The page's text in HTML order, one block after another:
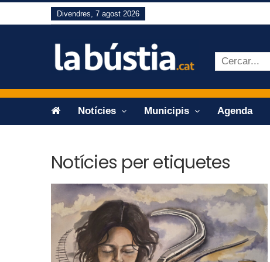
Divendres, 7 agost 2026
Notícies Municipis Agenda
Notícies per etiquetes